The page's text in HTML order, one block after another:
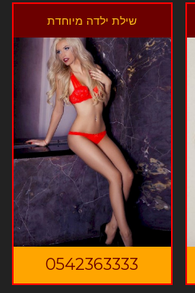
שילת ילדה מיוחדת
0542363333